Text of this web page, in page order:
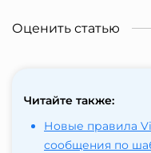
Оценить статью
Читайте также:
Новые правила
сообщения по